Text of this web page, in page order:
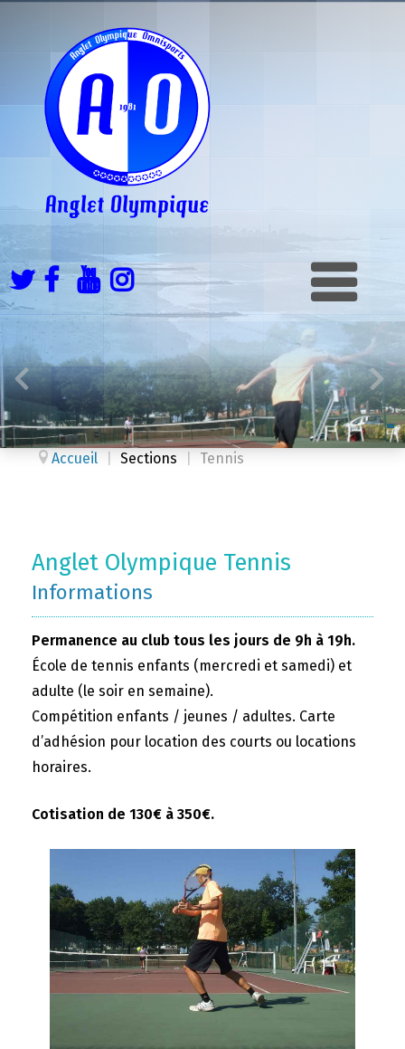
Accueil Sections Tennis
Anglet Olympique Tennis
Informations
Permanence au club tous les jours de 9h à 19h.
École de tennis enfants (mercredi et samedi) et
adulte (le soir en semaine).
Compétition enfants / jeunes / adultes. Carte
d’adhésion pour location des courts ou locations
horaires.
Cotisation de 130€ à 350€.